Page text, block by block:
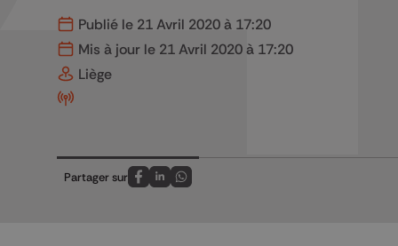
Publié le 21 Avril 2020 à 17:20
Mis à jour le 21 Avril 2020 à 17:20
Liège
Partager sur
Partagez sur FaceBook
Partagez sur LinkedIn
Partagez sur Whatsapp